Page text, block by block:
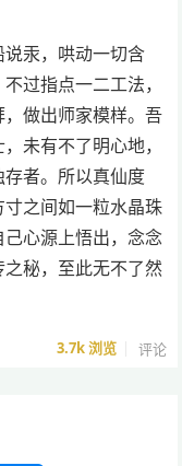
汞，哄动一切含
过指点一二工法，
做出师家模样。吾
未有不了明心地，
者。所以真仙度
之间如一粒水晶珠
心源上悟出，念念
秘，至此无不了然
3.7k浏览 评论